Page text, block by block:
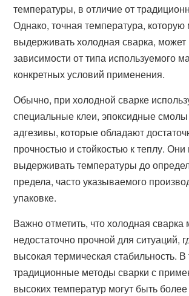
температуры, в отличие от
Однако, точная температура, которую
выдерживать холодная сварка, может
зависимости от типа используемого
конкретных условий применения.
Обычно, при холодной сварке
специальные клеи, эпоксидные
адгезивы, которые обладают
прочностью и стойкостью к теплу. Они
выдерживать температуры до
предела, часто указываемого
упаковке.
Важно отметить, что холодная сварка
недостаточно прочной для ситуаций,
высокая термическая стабильность. В
традиционные методы сварки с
высоких температур могут быть